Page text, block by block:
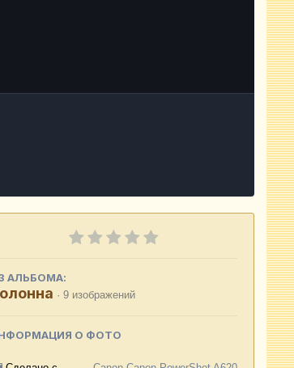
АЛЬБОМА:
· 9 изображений
О ФОТО